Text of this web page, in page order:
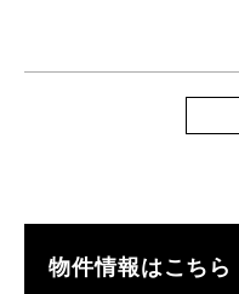
物件情報はこちら